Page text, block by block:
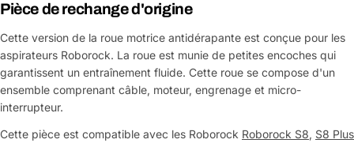
Pièce de rechange d'origine
Cette version de la roue motrice antidérapante est conçue pour les
aspirateurs Roborock. La roue est munie de petites encoches qui
garantissent un entraînement fluide. Cette roue se compose d'un
ensemble comprenant câble, moteur, engrenage et micro-
interrupteur.
Cette pièce est compatible avec les Roborock Roborock S8, S8 Plus